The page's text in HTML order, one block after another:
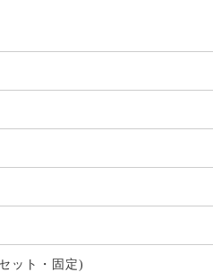
ット・固定)